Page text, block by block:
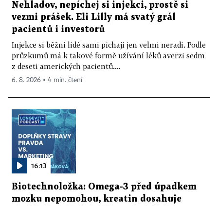
Nehladov, nepíchej si injekci, prostě si
vezmi prášek. Eli Lilly má svatý grál
pacientů i investorů
Injekce si běžní lidé sami píchají jen velmi neradi. Podle
průzkumů má k takové formě užívání léků averzi sedm
z deseti amerických pacientů....
6. 8. 2026 ▪ 4 min. čtení
16:13
Biotechnoložka: Omega-3 před úpadkem
mozku nepomohou, kreatin dosahuje